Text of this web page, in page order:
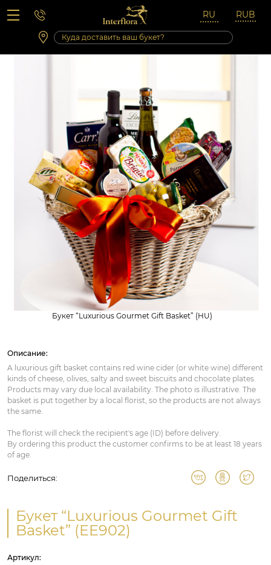
Вопросы-ответы
Сб 10:00 ‐ 14:00
Выходные и праздничные дни
Букет “Luxurious Gourmet Gift Basket” (HU)
Описание:
A luxurious gift basket contains red wine cider (or white wine) different
kinds of cheese, olives, salty and sweet biscuits and chocolate plates.
Products may vary due local availability. The photo is illustrative. The
basket is put together by a local florist, so the products are not always
the same.
The florist will check the recipient's age (ID) before delivery.
By ordering this product the customer confirms to be at least 18 years
of age.
Поделиться:
Букет “Luxurious Gourmet Gift
Basket” (EE902)
Артикул: